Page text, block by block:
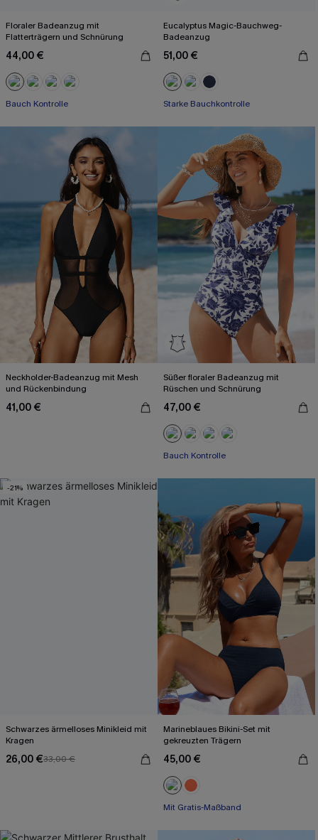
Floraler Badeanzug mit
Flatterträgern und Schnürung
44,00 €
Bauch Kontrolle
Eucalyptus Magic-Bauchweg-
Badeanzug
51,00 €
Starke Bauchkontrolle
Neckholder-Badeanzug mit Mesh
und Rückenbindung
41,00 €
Süßer floraler Badeanzug mit
Rüschen und Schnürung
47,00 €
Bauch Kontrolle
-21%
Schwarzes ärmelloses Minikleid mit
Kragen
26,00 €33,00 €
Marineblaues Bikini-Set mit
gekreuzten Trägern
45,00 €
Mit Gratis-Maßband